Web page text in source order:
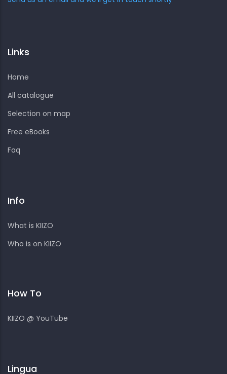
Links
Home
All catalogue
Selection on map
Free eBooks
Faq
Info
What is KIIZO
Who is on KIIZO
How To
KIIZO @ YouTube
Lingua